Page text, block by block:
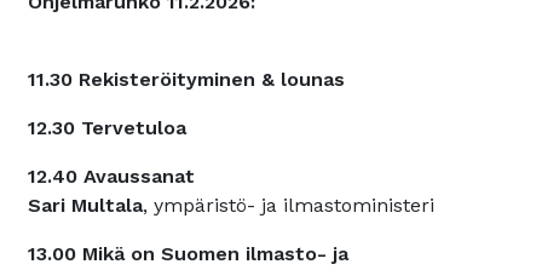
11.30 Rekisteröityminen & lounas
12.30 Tervetuloa
12.40 Avaussanat
Sari Multala, ympäristö- ja ilmastoministeri
13.00 Mikä on Suomen ilmasto- ja